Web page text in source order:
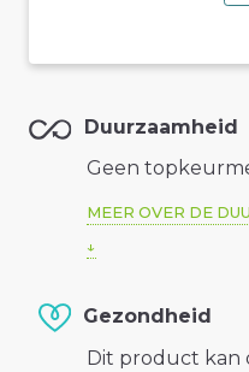
Duurzaamheid
Geen
MEER OVER DE
Gezondheid
Dit product kan